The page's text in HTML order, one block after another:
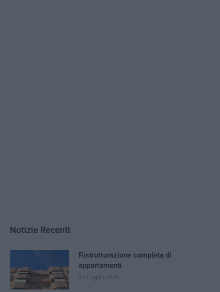
Notizie Recenti
Ristrutturazione completa di
appartamenti
27 Luglio 2026